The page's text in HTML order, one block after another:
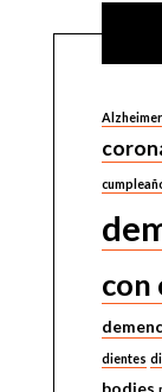
Alzheimer
con
dientes
bodies